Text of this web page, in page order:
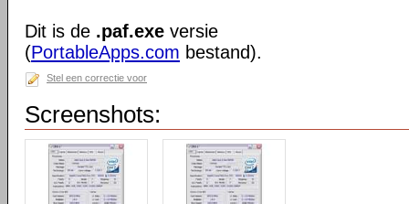
Dit is de .paf.exe versie
(PortableApps.com bestand).
Stel een correctie voor
Screenshots: